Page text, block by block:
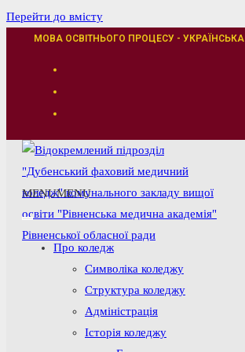
Перейти до вмісту
МОВА ОСВІТНЬОГО ПРОЦЕСУ - УКРАЇНСЬКА
MENUMENU
Про коледж
Символіка коледжу
Структура коледжу
Адміністрація
Історія коледжу